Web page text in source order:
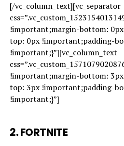
[/vc_column_text][vc_separator
!important;margin-bottom:
top: 0px !important;padding-
!important;}”][vc_column_text
!important;margin-bottom:
top: 3px !important;padding-
!important;}”]
2.FORTNITE